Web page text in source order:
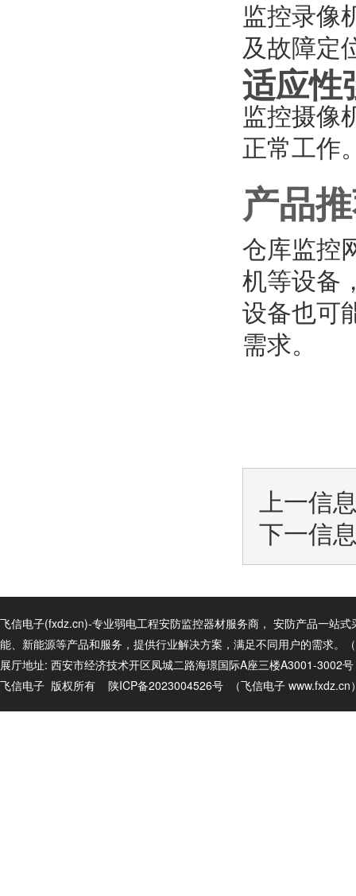
监控录像
及故障定
适应性
监控摄像
正常工作
产品
仓库监控
机等设备
设备也可
需求。
上一信
下一信
飞信电子(fxdz.cn)-专业弱电工程安防监控器材服务商， 安防产品一站
能、新能源等产品和服务，提供行业解决方案，满足不同用户的需求
展厅地址: 西安市经济技术开区凤城二路海璟国际A座三楼A3001-3002
飞信电子 版权所有 陕ICP备2023004526号 （飞信电子 www.fxdz.cn